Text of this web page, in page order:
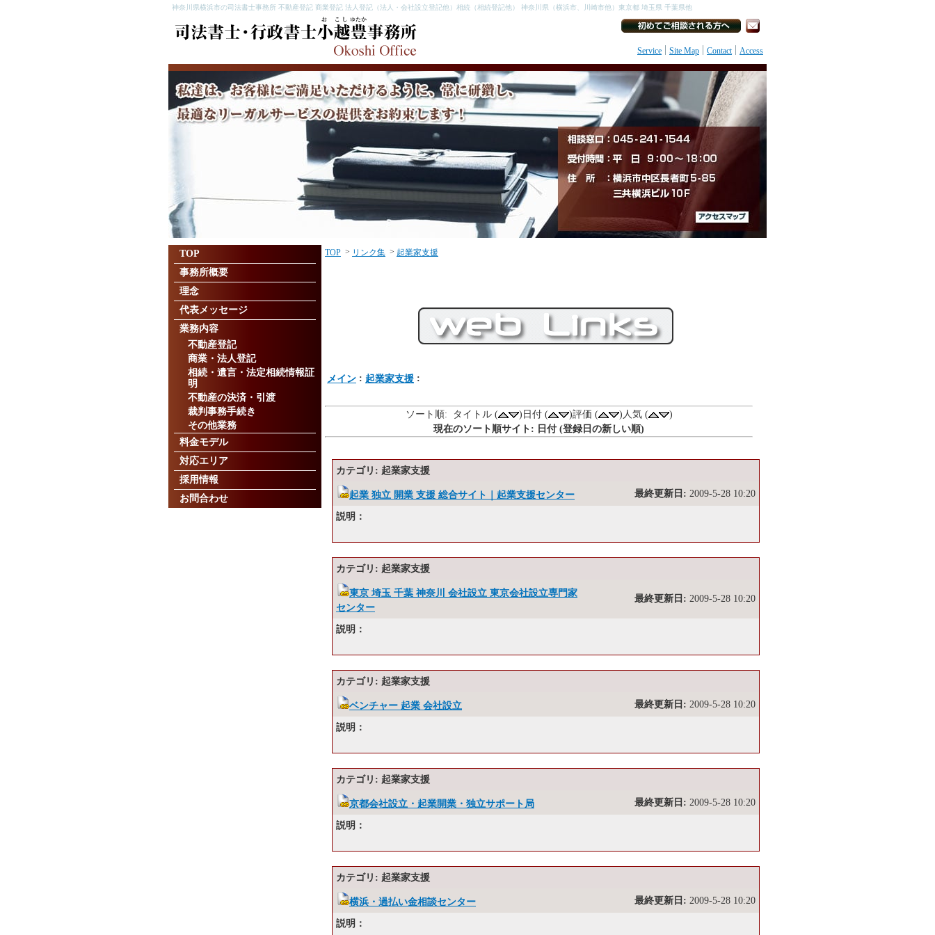
神奈川県横浜市の司法書士事務所 不動産登記 商業登記 法人登記（法人・会社設立登記他）相続（相続登記他） 神奈川県（横浜市、川崎市他）東京都 埼玉県 千葉県他
Service Site Map Contact Access
TOP > リンク集 > 起業家支援
メイン : 起業家支援 :
ソート順: タイトル ( )日付 ( )評価 ( )人気 (
)
現在のソート順サイト: 日付 (登録日の新しい順)
カテゴリ: 起業家支援
起業 独立 開業 支援 総合サイト｜起業支援センター 最終更新日: 2009-5-28 10:20
説明：
カテゴリ: 起業家支援
東京 埼玉 千葉 神奈川 会社設立 東京会社設立専門家
センター
最終更新日: 2009-5-28 10:20
説明：
カテゴリ: 起業家支援
ベンチャー 起業 会社設立 最終更新日: 2009-5-28 10:20
説明：
カテゴリ: 起業家支援
京都会社設立・起業開業・独立サポート局 最終更新日: 2009-5-28 10:20
説明：
カテゴリ: 起業家支援
横浜・過払い金相談センター 最終更新日: 2009-5-28 10:20
説明：
TOP
事務所概要
理念
代表メッセージ
業務内容
不動産登記
商業・法人登記
相続・遺言・法定相続情報証
明
不動産の決済・引渡
裁判事務手続き
その他業務
料金モデル
対応エリア
採用情報
お問合わせ